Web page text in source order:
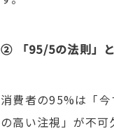
② 「95/5の法則」
消費者の95%は「
の高い注視」が不